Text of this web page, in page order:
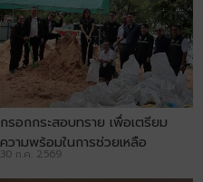
กรอกกระสอบทราย เพื่อเตรียม
ความพร้อมในการช่วยเหลือ
ประชาชน
30 ก.ค. 2569